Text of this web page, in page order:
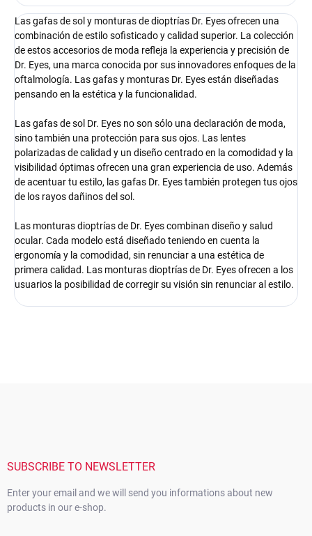
Las gafas de sol y monturas de dioptrías Dr. Eyes ofrecen una
combinación de estilo sofisticado y calidad superior. La colección
de estos accesorios de moda refleja la experiencia y precisión de
Dr. Eyes, una marca conocida por sus innovadores enfoques de la
oftalmología. Las gafas y monturas Dr. Eyes están diseñadas
pensando en la estética y la funcionalidad.
Las gafas de sol Dr. Eyes no son sólo una declaración de moda,
sino también una protección para sus ojos. Las lentes
polarizadas de calidad y un diseño centrado en la comodidad y la
visibilidad óptimas ofrecen una gran experiencia de uso. Además
de acentuar tu estilo, las gafas Dr. Eyes también protegen tus ojos
de los rayos dañinos del sol.
Las monturas dioptrías de Dr. Eyes combinan diseño y salud
ocular. Cada modelo está diseñado teniendo en cuenta la
ergonomía y la comodidad, sin renunciar a una estética de
primera calidad. Las monturas dioptrías de Dr. Eyes ofrecen a los
usuarios la posibilidad de corregir su visión sin renunciar al estilo.
SUBSCRIBE TO NEWSLETTER
Enter your email and we will send you informations about new
products in our e-shop.